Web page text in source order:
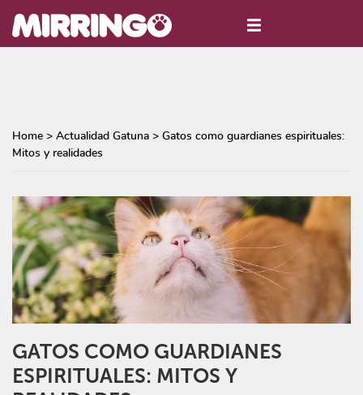
Home > Actualidad Gatuna > Gatos como guardianes espirituales:
Mitos y realidades
GATOS COMO GUARDIANES
ESPIRITUALES: MITOS Y